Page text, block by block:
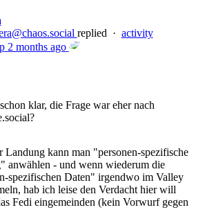
replied · activity
2 months ago
klar, die Frage war eher nach
Landung kann man "personen-spezifische
anwählen - und wenn wiederum die
spezifischen Daten" irgendwo im Valley
hab ich leise den Verdacht hier will
Fedi eingemeinden (kein Vorwurf gegen